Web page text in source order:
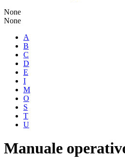
None
None
A
B
C
D
E
I
M
O
S
T
U
Manuale